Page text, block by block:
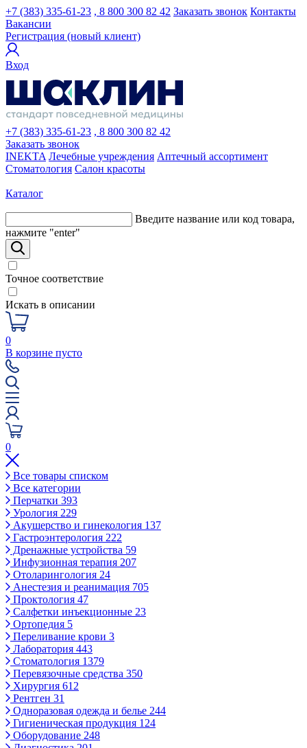
+7 (383) 335-61-23 , 8 800 300 82 42 Заказать звонок Контакты
Вакансии
Регистрация (новый клиент)
Вход
+7 (383) 335-61-23 , 8 800 300 82 42
Заказать звонок
INEKTA Лечебные учреждения Аптечный ассортимент
Стоматология Салон красоты
Каталог
Введите название или код товара,
нажмите "enter"
Точное соответствие
Искать в описании
0
В корзине пусто
0
Все товары списком
Все категории
Перчатки 393
Урология 229
Акушерство и гинекология 137
Гастроэнтерология 222
Дренажные устройства 59
Инфузионная терапия 207
Отоларингология 24
Анестезия и реанимация 705
Проктология 47
Салфетки инъекционные 23
Ортопедия 5
Переливание крови 3
Лаборатория 443
Стоматология 1379
Перевязочные средства 350
Хирургия 612
Рентген 31
Одноразовая одежда и белье 244
Гигиеническая продукция 124
Оборудование 248